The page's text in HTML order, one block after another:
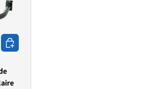
Ajouter au panier